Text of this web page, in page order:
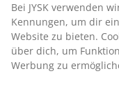
Bei JYSK verwenden
Kennungen, um dir
Website zu bieten.
über dich, um
Werbung zu